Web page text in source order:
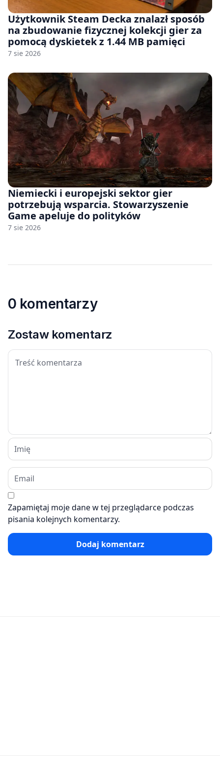
Użytkownik Steam Decka znalazł sposób
na zbudowanie fizycznej kolekcji gier za
pomocą dyskietek z 1.44 MB pamięci
7 sie 2026
Niemiecki i europejski sektor gier
potrzebują wsparcia. Stowarzyszenie
Game apeluje do polityków
7 sie 2026
0 komentarzy
Zostaw komentarz
Zapamiętaj moje dane w tej przeglądarce podczas
pisania kolejnych komentarzy.
Dodaj komentarz